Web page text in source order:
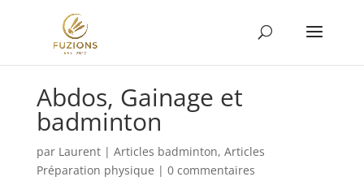
Abdos, Gainage et
badminton
par Laurent| Articles badminton, Articles
Préparation physique | 0 commentaires